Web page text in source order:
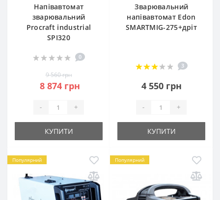
Напівавтомат
зварювальний
Procraft industrial
SPI320
0
9 560 грн
8 874 грн
- +
КУПИТИ
Зварювальний
напівавтомат Edon
SMARTMIG-275+дріт
3
4 550 грн
- +
КУПИТИ
Популярний Популярний